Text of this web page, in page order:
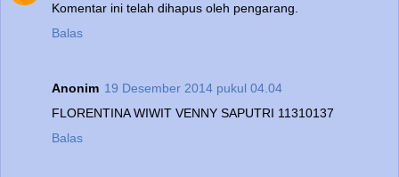
Komentar ini telah dihapus oleh pengarang.
Balas
Anonim 19 Desember 2014 pukul 04.04
FLORENTINA WIWIT VENNY SAPUTRI 11310137
Balas